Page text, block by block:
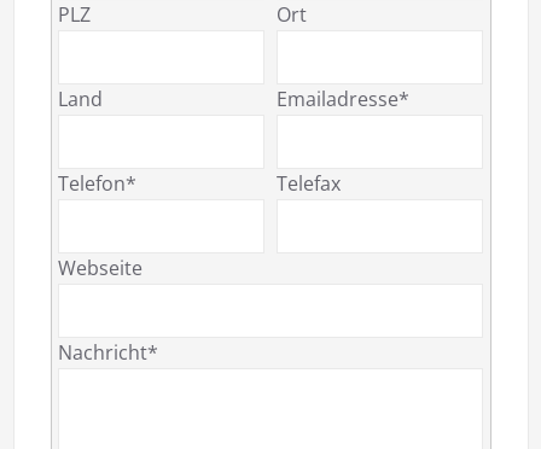
PLZ Ort
Land Emailadresse*
Telefon* Telefax
Webseite
Nachricht*